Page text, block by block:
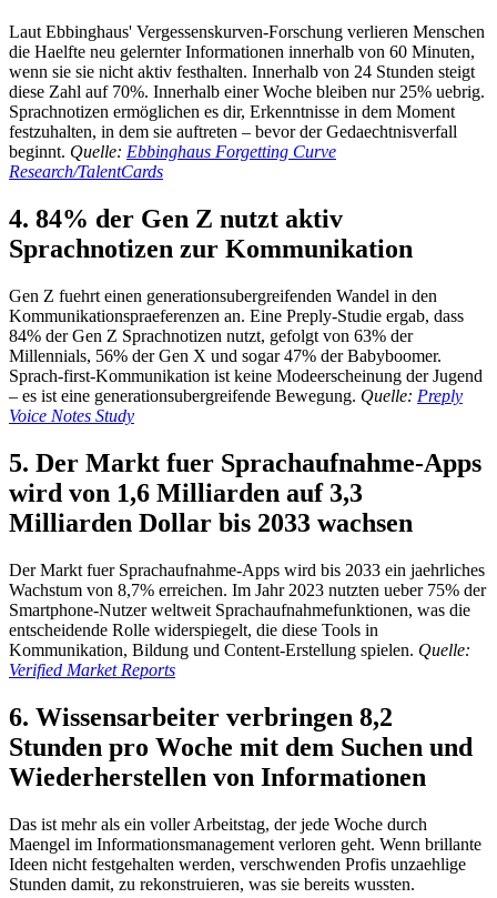
Laut Ebbinghaus' Vergessenskurven-Forschung verlieren Menschen
die Haelfte neu gelernter Informationen innerhalb von 60 Minuten,
wenn sie sie nicht aktiv festhalten. Innerhalb von 24 Stunden steigt
diese Zahl auf 70%. Innerhalb einer Woche bleiben nur 25% uebrig.
Sprachnotizen ermöglichen es dir, Erkenntnisse in dem Moment
festzuhalten, in dem sie auftreten – bevor der Gedaechtnisverfall
beginnt. Quelle: Ebbinghaus Forgetting Curve
Research/TalentCards
4. 84% der Gen Z nutzt aktiv
Sprachnotizen zur Kommunikation
Gen Z fuehrt einen generationsubergreifenden Wandel in den
Kommunikationspraeferenzen an. Eine Preply-Studie ergab, dass
84% der Gen Z Sprachnotizen nutzt, gefolgt von 63% der
Millennials, 56% der Gen X und sogar 47% der Babyboomer.
Sprach-first-Kommunikation ist keine Modeerscheinung der Jugend
– es ist eine generationsubergreifende Bewegung. Quelle: Preply
Voice Notes Study
5. Der Markt fuer Sprachaufnahme-Apps
wird von 1,6 Milliarden auf 3,3
Milliarden Dollar bis 2033 wachsen
Der Markt fuer Sprachaufnahme-Apps wird bis 2033 ein jaehrliches
Wachstum von 8,7% erreichen. Im Jahr 2023 nutzten ueber 75% der
Smartphone-Nutzer weltweit Sprachaufnahmefunktionen, was die
entscheidende Rolle widerspiegelt, die diese Tools in
Kommunikation, Bildung und Content-Erstellung spielen. Quelle:
Verified Market Reports
6. Wissensarbeiter verbringen 8,2
Stunden pro Woche mit dem Suchen und
Wiederherstellen von Informationen
Das ist mehr als ein voller Arbeitstag, der jede Woche durch
Maengel im Informationsmanagement verloren geht. Wenn brillante
Ideen nicht festgehalten werden, verschwenden Profis unzaehlige
Stunden damit, zu rekonstruieren, was sie bereits wussten.